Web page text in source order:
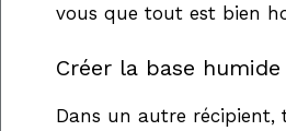
vous que tout est bien
Créer la base humide
Dans un autre récipient,